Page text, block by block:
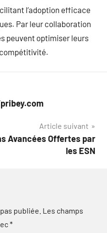
l’adoption efficace
Par leur collaboration
peuvent optimiser leurs
Article suivant
Avancées Offertes par
les ESN
publiée. Les champs
*